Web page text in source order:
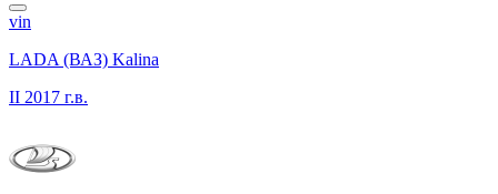
vin
LADA (ВАЗ) Kalina
II 2017 г.в.